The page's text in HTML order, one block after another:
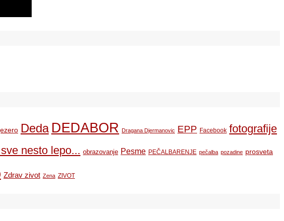
Deda DEDABOR Dragana Djermanovic EPP Facebook fotografije
nesto lepo... obrazovanje Pesme PEČALBARENJE pečalba pozadine prosveta
Zdrav zivot Zena ZIVOT